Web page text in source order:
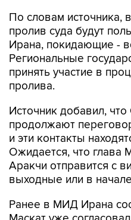
По словам источника,
пролив суда будут
Ирана, покидающие -
Региональные
принять участие в
пролива.
Источник добавил,
продолжают
и эти контакты
Ожидается, что
Аракчи отправится с
выходные или в
Ранее в МИД Ирана